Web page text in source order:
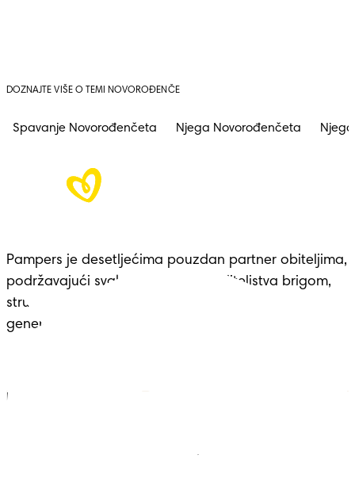
DOZNAJTE VIŠE O TEMI NOVOROĐENČE
Spavanje Novorođenčeta Njega Novorođenčeta
Pampers je desetljećima pouzdan partner obiteljima,
podržavajući svaku prekretnicu roditeljstva brigom,
stručnošću i udobnošću – nasljeđe koje seže
generacijama.
Pampers